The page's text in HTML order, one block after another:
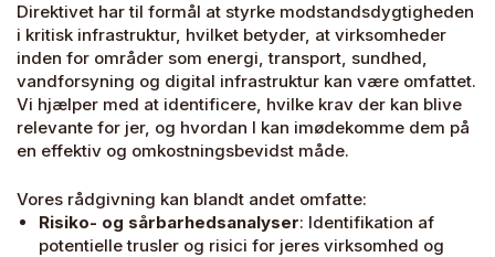
Direktivet har til formål at styrke modstandsdygtigheden
i kritisk infrastruktur, hvilket betyder, at virksomheder
inden for områder som energi, transport, sundhed,
vandforsyning og digital infrastruktur kan være omfattet.
Vi hjælper med at identificere, hvilke krav der kan blive
relevante for jer, og hvordan I kan imødekomme dem på
en effektiv og omkostningsbevidst måde.
Vores rådgivning kan blandt andet omfatte:
Risiko- og sårbarhedsanalyser: Identifikation af
potentielle trusler og risici for jeres virksomhed og